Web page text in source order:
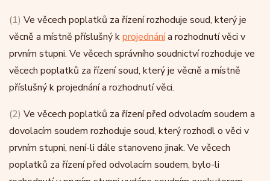
(1) Ve věcech poplatků za řízení rozhoduje soud, který je
věcně a místně příslušný kprojednánía rozhodnutí věci v
prvním stupni. Ve věcech správního soudnictví rozhoduje ve
věcech poplatků za řízení soud, který je věcně a místně
příslušný k projednání a rozhodnutí věci.
(2) Ve věcech poplatků za řízení před odvolacím soudem a
dovolacím soudem rozhoduje soud, který rozhodl o věci v
prvním stupni, není-li dále stanoveno jinak. Ve věcech
poplatků za řízení před odvolacím soudem, bylo-li